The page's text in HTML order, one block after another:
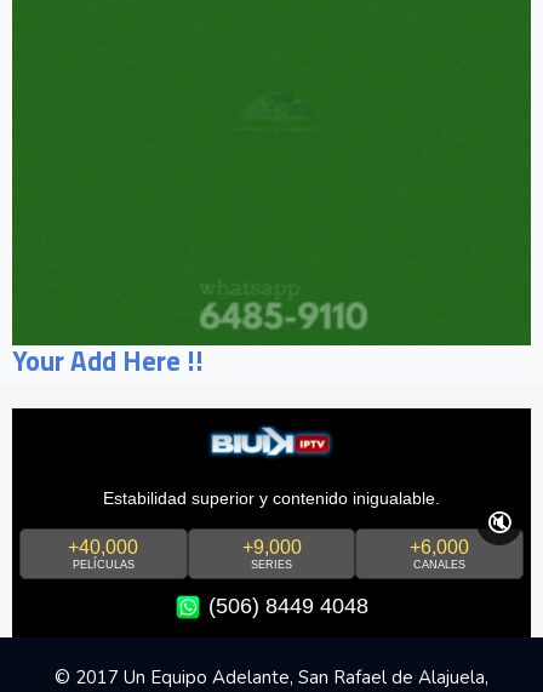
Your Add Here !!
Estabilidad superior y contenido inigualable.
+40,000
PELÍCULAS
+9,000
SERIES
+6,000
CANALES
(506) 8449 4048
🔇
© 2017 Un Equipo Adelante, San Rafael de Alajuela,